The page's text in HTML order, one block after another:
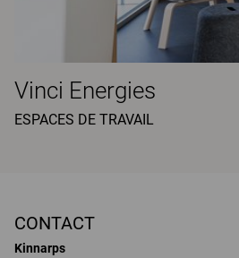
Vinci Energies
ESPACES DE TRAVAIL
CONTACT
Kinnarps